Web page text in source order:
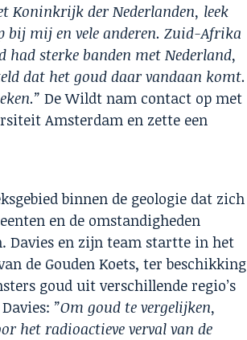
Koninkrijk der Nederlanden, leek
bij mij en vele anderen. Zuid-Afrika
had sterke banden met Nederland,
dat het goud daar vandaan komt.
De Wildt nam contact op met
Amsterdam en zette een
binnen de geologie dat zich
en de omstandigheden
Davies en zijn team startte in het
de Gouden Koets, ter beschikking
goud uit verschillende regio’s
”Om goud te vergelijken,
het radioactieve verval van de